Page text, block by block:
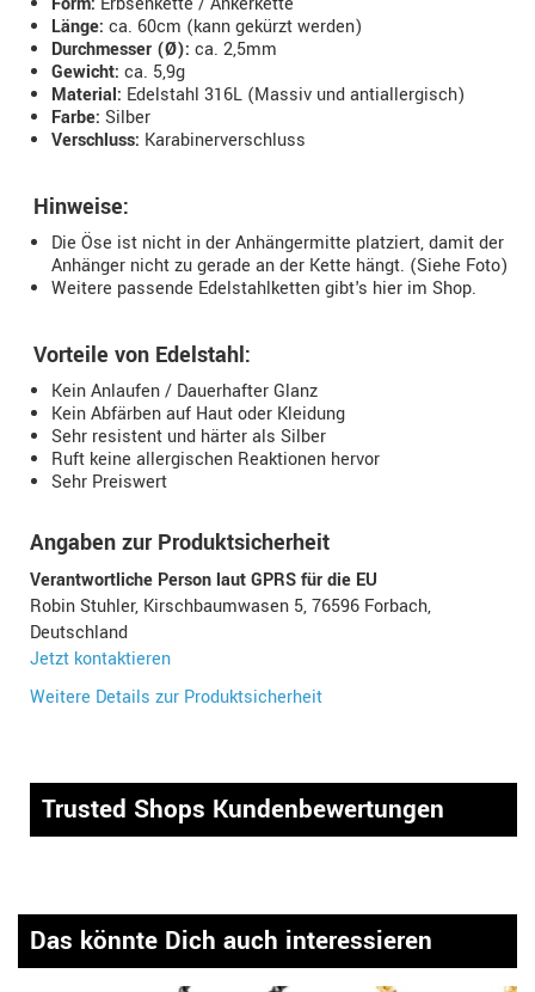
Länge: ca. 60cm (kann gekürzt werden)
Durchmesser (Ø): ca. 2,5mm
Gewicht: ca. 5,9g
Material: Edelstahl 316L (Massiv und antiallergisch)
Farbe: Silber
Verschluss: Karabinerverschluss
Hinweise:
Die Öse ist nicht in der Anhängermitte platziert, damit der
Anhänger nicht zu gerade an der Kette hängt. (Siehe Foto)
Weitere passende Edelstahlketten gibt's hier im Shop.
Vorteile von Edelstahl:
Kein Anlaufen / Dauerhafter Glanz
Kein Abfärben auf Haut oder Kleidung
Sehr resistent und härter als Silber
Ruft keine allergischen Reaktionen hervor
Sehr Preiswert
Angaben zur Produktsicherheit
Verantwortliche Person laut GPRS für die EU
Robin Stuhler, Kirschbaumwasen 5, 76596 Forbach,
Deutschland
Jetzt kontaktieren
Weitere Details zur Produktsicherheit
Trusted Shops Kundenbewertungen
Das könnte Dich auch interessieren